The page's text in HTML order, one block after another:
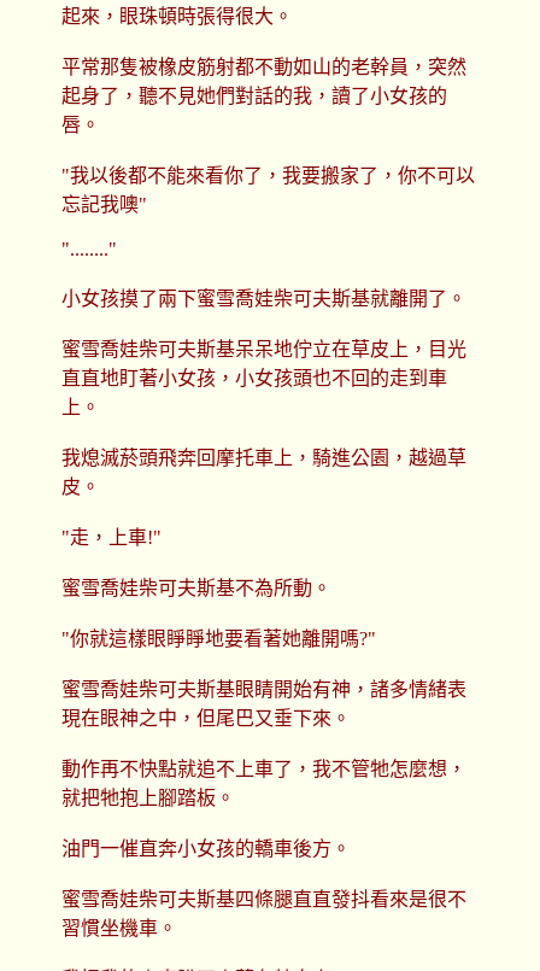
起來，眼珠頓時張得很大。
平常那隻被橡皮筋射都不動如山的老幹員，突然
起身了，聽不見她們對話的我，讀了小女孩的
唇。
"我以後都不能來看你了，我要搬家了，你不可以
忘記我噢"
"........"
小女孩摸了兩下蜜雪喬娃柴可夫斯基就離開了。
蜜雪喬娃柴可夫斯基呆呆地佇立在草皮上，目光
直直地盯著小女孩，小女孩頭也不回的走到車
上。
我熄滅菸頭飛奔回摩托車上，騎進公園，越過草
皮。
"走，上車!"
蜜雪喬娃柴可夫斯基不為所動。
"你就這樣眼睜睜地要看著她離開嗎?"
蜜雪喬娃柴可夫斯基眼睛開始有神，諸多情緒表
現在眼神之中，但尾巴又垂下來。
動作再不快點就追不上車了，我不管牠怎麼想，
就把牠抱上腳踏板。
油門一催直奔小女孩的轎車後方。
蜜雪喬娃柴可夫斯基四條腿直直發抖看來是很不
習慣坐機車。